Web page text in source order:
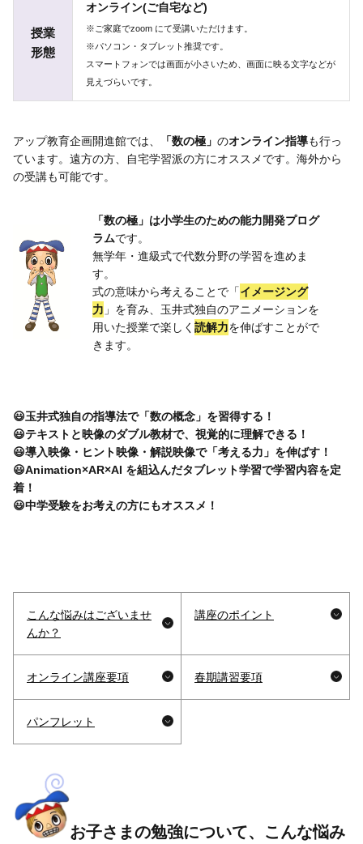
授業
形態
オンライン(ご自宅など)
※ご家庭でzoom にて受講いただけます。
※パソコン・タブレット推奨です。
スマートフォンでは画面が小さいため、画面に映る文字などが
見えづらいです。
アップ教育企画開進館では、 「数の極」 のオンライン指導も行っ
ています。遠方の方、自宅学習派の方にオススメです。海外から
の受講も可能です。
「数の極」は小学生のための能力開発プログ
ラムです。
無学年・進級式で代数分野の学習を進めま
す。
式の意味から考えることで「イメージング
力 」を育み、玉井式独自のアニメーションを
用いた授業で楽しく読解力を伸ばすことがで
きます。
😃玉井式独自の指導法で「数の概念」を習得する！
😃テキストと映像のダブル教材で、視覚的に理解できる！
😃導入映像・ヒント映像・解説映像で「考える力」を伸ばす！
😃Animation×AR×AI を組込んだタブレット学習で学習内容を定
着！
😃中学受験をお考えの方にもオススメ！
こんな悩みはございませ
んか？
講座のポイント
オンライン講座要項 春期講習要項
パンフレット
お子さまの勉強について、こんな悩み